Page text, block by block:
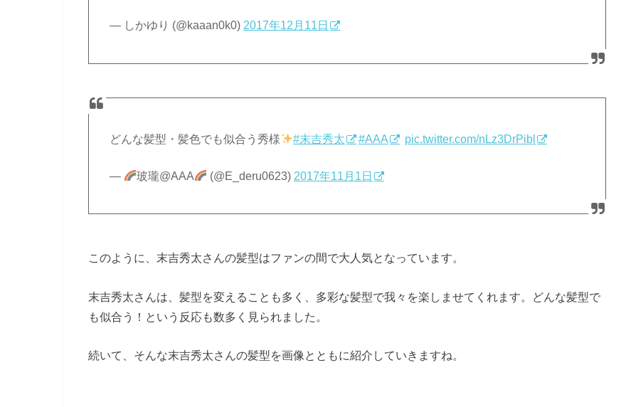
— しかゆり (@kaaan0k0) 2017年12月11日
どんな髪型・髪色でも似合う秀様 #末吉秀太 #AAA pic.twitter.com/nLz3DrPibl
— 玻瓏@AAA (@E_deru0623) 2017年11月1日
このように、末吉秀太さんの髪型はファンの間で大人気となっています。
末吉秀太さんは、髪型を変えることも多く、多彩な髪型で我々を楽しませてくれます。どんな髪型で
も似合う！という反応も数多く見られました。
続いて、そんな末吉秀太さんの髪型を画像とともに紹介していきますね。